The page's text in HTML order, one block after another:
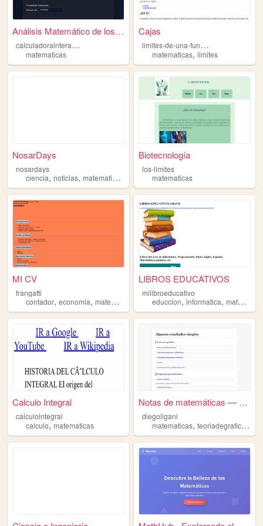
Análisis Matemático de los D...
c
alculadorainteractiva
matematicas
Cajas
l
imites-de-una-funcion
matematicas,limites
NosarDays
nosardays
ciencia, noticias, matematicas
Biotecnología
los-limites
matematicas
MI CV
frangatti
contador, economia, matematicas
LIBROS EDUCATIVOS
milibroeducativo
educcion,informatica,matematicas
Calculo Integral
calculointegral
calculo,matematicas
Notas de matemáticas — Diego...
diegoligani
matematicas,teoriadegraficas